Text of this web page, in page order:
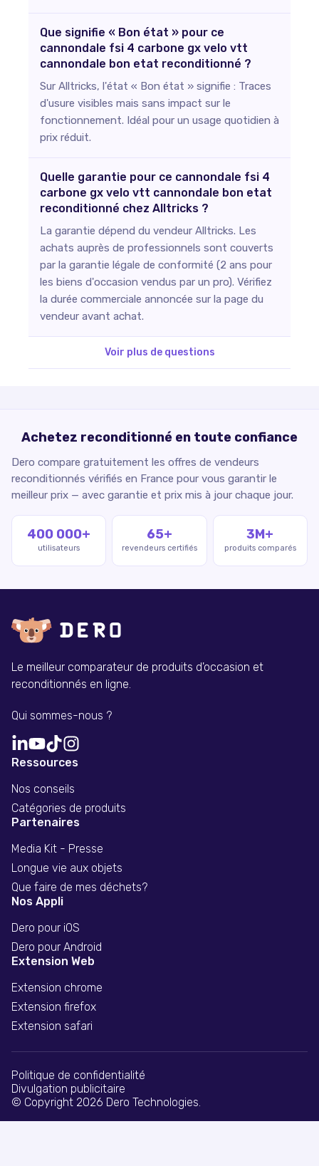
Que signifie « Bon état » pour ce
cannondale fsi 4 carbone gx velo vtt
cannondale bon etat reconditionné ?
Sur Alltricks, l'état « Bon état » signifie : Traces
d'usure visibles mais sans impact sur le
fonctionnement. Idéal pour un usage quotidien à
prix réduit.
Quelle garantie pour ce cannondale fsi 4
carbone gx velo vtt cannondale bon etat
reconditionné chez Alltricks ?
La garantie dépend du vendeur Alltricks. Les
achats auprès de professionnels sont couverts
par la garantie légale de conformité (2 ans pour
les biens d'occasion vendus par un pro). Vérifiez
la durée commerciale annoncée sur la page du
vendeur avant achat.
Voir plus de questions
Achetez reconditionné en toute confiance
Dero compare gratuitement les offres de vendeurs
reconditionnés vérifiés en France pour vous garantir le
meilleur prix — avec garantie et prix mis à jour chaque jour.
400 000+
utilisateurs
65+
revendeurs certifiés
3M+
produits comparés
Le meilleur comparateur de produits d'occasion et
reconditionnés en ligne.
Qui sommes-nous ?
Ressources
Nos conseils
Catégories de produits
Partenaires
Media Kit - Presse
Longue vie aux objets
Que faire de mes déchets?
Nos Appli
Dero pour iOS
Dero pour Android
Extension Web
Extension chrome
Extension firefox
Extension safari
© Copyright 2026 Dero Technologies.
Politique de confidentialité
Divulgation publicitaire